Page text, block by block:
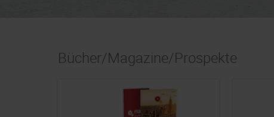
Bücher/Magazine/Prospekte